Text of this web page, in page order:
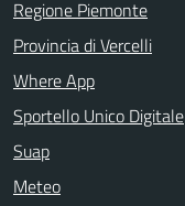
Regione Piemonte
Provincia di Vercelli
Where App
Sportello Unico Digitale
Suap
Meteo